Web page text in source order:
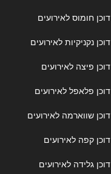
דוכן חומוס לאירועים
דוכן נקניקיות לאירועים
דוכן פיצה לאירועים
דוכן פלאפל לאירועים
דוכן שווארמה לאירועים
דוכן קפה לאירועים
דוכן גלידה לאירועים